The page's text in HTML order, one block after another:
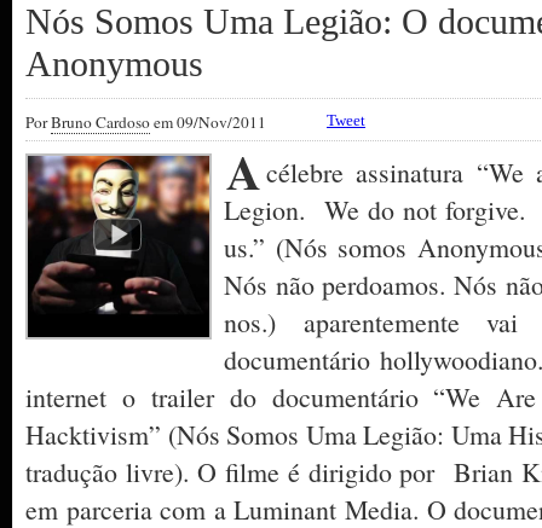
Nós Somos Uma Legião: O
Anonymous
PorBruno Cardosoem 09/Nov/2011 Tweet
Acélebre assinatura
Legion. We do not
us.” (Nós somos
Nós não perdoamos. Nós
nos.) aparentemente
documentário
internet o trailer do documentário “We
Hacktivism” (Nós Somos Uma Legião: Uma
tradução livre). O filme é dirigido por Brian
em parceria com a Luminant Media. O